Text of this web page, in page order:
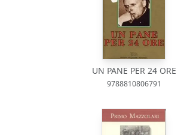
UN PANE PER 24 ORE
9788810806791